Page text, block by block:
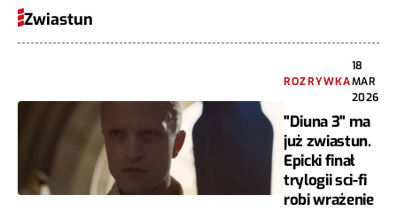
Zwiastun
ROZRYWKA
18
MAR
2026
"Diuna 3" ma
już zwiastun.
Epicki finał
trylogii sci-fi
robi wrażenie